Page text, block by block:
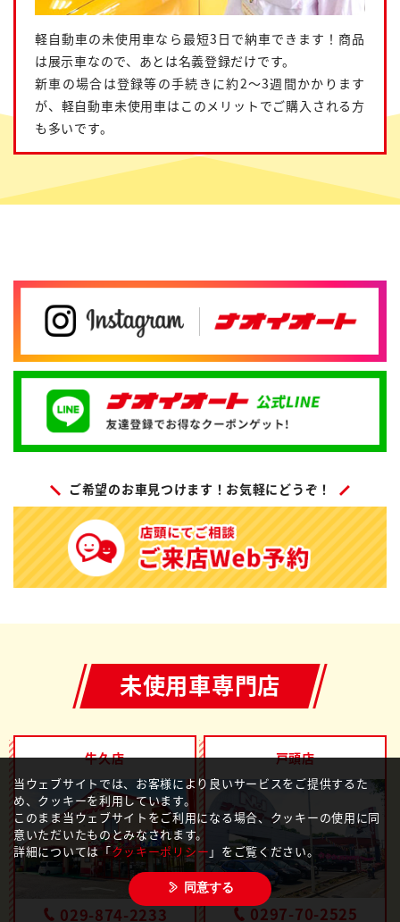
軽自動車の未使用車なら最短3日で納車できます！商品
は展示車なので、あとは名義登録だけです。
新車の場合は登録等の手続きに約2～3週間かかります
が、軽自動車未使用車はこのメリットでご購入される方
も多いです。
ご希望のお車見つけます！お気軽にどうぞ！
未使用車専門店
牛久店
029-874-2233
戸頭店
0297-70-2525
当ウェブサイトでは、お客様により良いサービスをご提供するた
め、クッキーを利用しています。
このまま当ウェブサイトをご利用になる場合、クッキーの使用に同
意いただいたものとみなされます。
詳細については「クッキーポリシー 」をご覧ください。
同意する